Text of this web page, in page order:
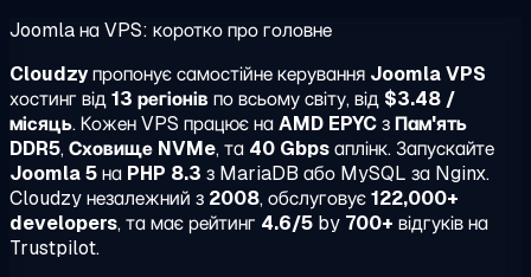
Joomla на VPS: коротко про головне
Cloudzyпропонує самостійне керування Joomla VPS
хостинг від13 регіонівпо всьому світу, від $3.48 /
місяць. Кожен VPS працює наAMD EPYCзПам'ять
DDR5,Сховище NVMe, та 40 Gbpsаплінк. Запускайте
Joomla 5на PHP 8.3 з MariaDB або MySQL за Nginx.
Cloudzy незалежний з 2008, обслуговує122,000+
developers, та має рейтинг 4.6/5 by 700+ відгуків на
Trustpilot.